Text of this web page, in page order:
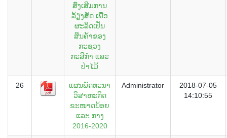
ສົ່ງເສີມການ
ລ້ຽງສັດ ເພື່ຶອ
ຜະລິດເປັນ
ສິນຄ້າຂອງ
ກະຊວງ
ກະສິກຳ ແລະ
ປ່າໄມ້
26
ແຜນພັດທະນາ
ວິສາຫະກິດ
ຂະໜາດນ້ອຍ
ແລະ ກາງ
2016-2020
Administrator
2018-07-05
14:10:55